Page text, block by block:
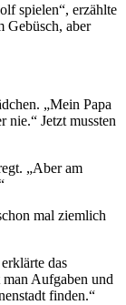
spielen“, erzählte
Gebüsch, aber
„Mein Papa
nie.“ Jetzt mussten
„Aber am
mal ziemlich
das
Aufgaben und
finden.“